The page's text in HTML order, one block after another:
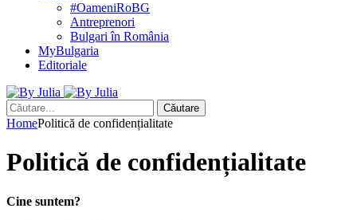
#OameniRoBG
Antreprenori
Bulgari în România
MyBulgaria
Editoriale
Căutare
HomePolitică de confidențialitate
Politică de confidențialitate
Cine suntem?